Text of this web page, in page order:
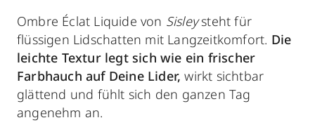
Ombre Éclat Liquide von Sisleysteht für
flüssigen Lidschatten mit Langzeitkomfort. Die
leichte Textur legt sich wie ein frischer
Farbhauch auf Deine Lider, wirkt sichtbar
glättend und fühlt sich den ganzen Tag
angenehm an.